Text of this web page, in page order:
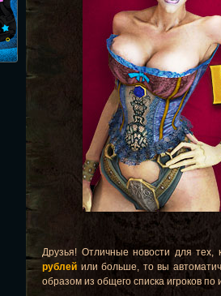
Друзья! Отличные новости для тех,
рублей или больше, то вы
образом из общего списка игроков по